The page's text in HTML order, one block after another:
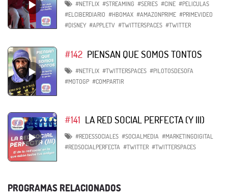
#NETFLIX #STREAMING #SERIES #CINE #PELICULAS
#ELCIBERDIARIO #HBOMAX #AMAZONPRIME #PRIMEVIDEO
#DISNEY #APPLETV #TWITTERSPACES #TWITTER
#142 PIENSAN QUE SOMOS TONTOS
#NETFLIX #TWITTERSPACES #PILOTOSDESOFA
#MOTOGP #COMPARTIR
#141 LA RED SOCIAL PERFECTA (Y III)
#REDESSOCIALES #SOCIALMEDIA #MARKETINGDIGITAL
#REDSOCIALPERFECTA #TWITTER #TWITTERSPACES
PROGRAMAS RELACIONADOS